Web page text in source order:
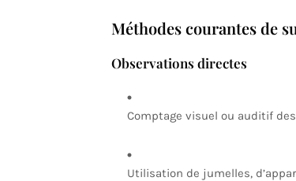
Méthodes courantes de
Observations directes
Comptage visuel ou auditif
Utilisation de jumelles,